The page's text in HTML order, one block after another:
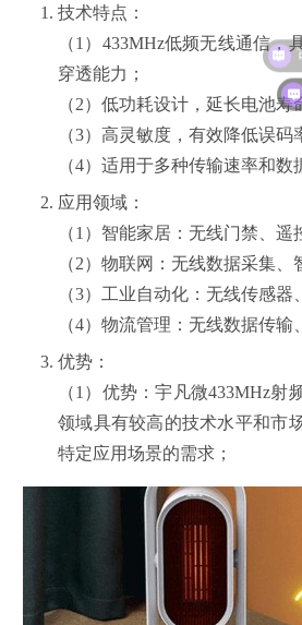
技术特点：
（1）433MHz低频无线通信，
穿透能力；
（2）低功耗设计，延长电池寿
（3）高灵敏度，有效降低误码
（4）适用于多种传输速率和数
应用领域：
（1）智能家居：无线门禁、遥
（2）物联网：无线数据采集、
（3）工业自动化：无线传感器
（4）物流管理：无线数据传输
优势：
（1）优势：宇凡微433MHz射
领域具有较高的技术水平和市
特定应用场景的需求；